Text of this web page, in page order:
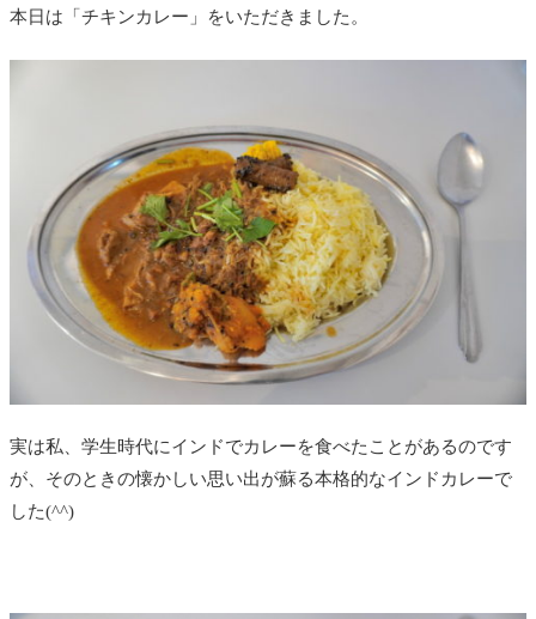
本日は「チキンカレー」をいただきました。
実は私、学生時代にインドでカレーを食べたことがあるのです
が、そのときの懐かしい思い出が蘇る本格的なインドカレーで
した(^^)